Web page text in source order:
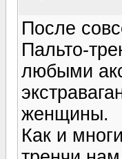
После
Пальто-
любыми
женщины.
Как и